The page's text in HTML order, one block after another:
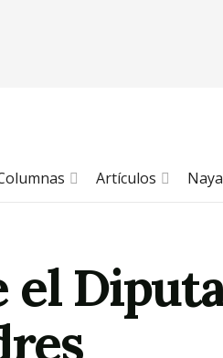
Artículos
el